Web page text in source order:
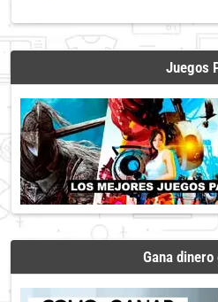
Juegos
Gana dinero